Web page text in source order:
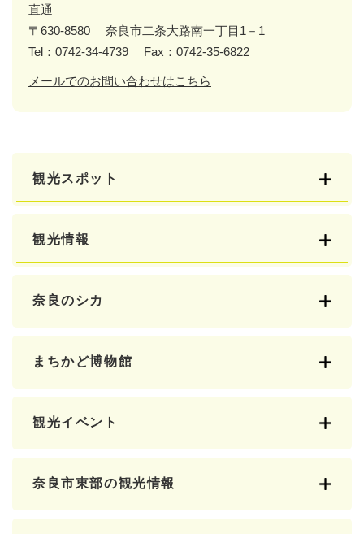
直通
〒630-8580
奈良市二条大路南一丁目1－1
Tel：0742-34-4739
Fax：0742-35-6822
メールでのお問い合わせはこちら
観光スポット
観光情報
奈良のシカ
まちかど博物館
観光イベント
奈良市東部の観光情報